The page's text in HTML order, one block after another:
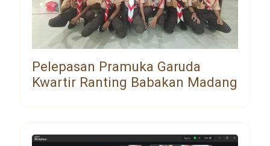
Pelepasan Pramuka Garuda
Kwartir Ranting Babakan Madang